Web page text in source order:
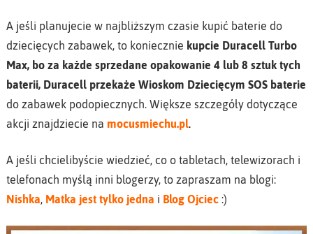
A jeśli planujecie w najbliższym czasie kupić baterie do
dziecięcych zabawek, to koniecznie kupcie Duracell Turbo
Max, bo za każde sprzedane opakowanie 4 lub 8 sztuk tych
baterii, Duracell przekaże Wioskom Dziecięcym SOS baterie
do zabawek podopiecznych. Większe szczegóły dotyczące
akcji znajdziecie na mocusmiechu.pl.
A jeśli chcielibyście wiedzieć, co o tabletach, telewizorach i
telefonach myślą inni blogerzy, to zapraszam na blogi:
Nishka, Matka jest tylko jedna i Blog Ojciec:)